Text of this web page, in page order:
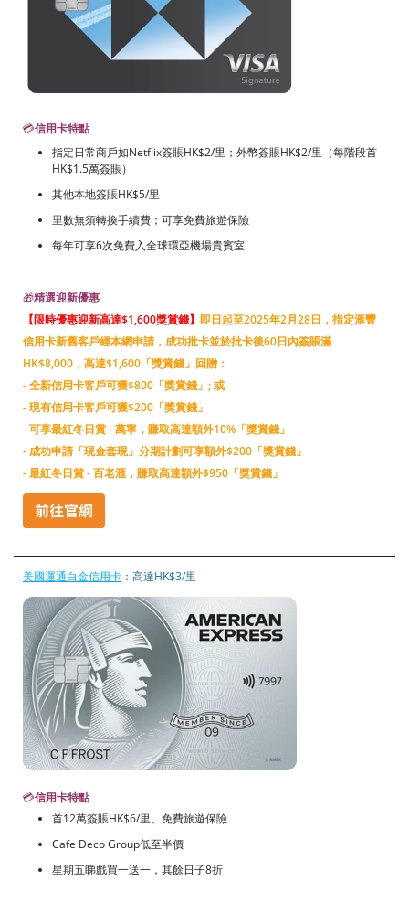
💳信用卡特點
指定日常商戶如Netflix簽賬HK$2/里；外幣簽賬HK$2/里（每階段首
HK$1.5萬簽賬）
其他本地簽賬HK$5/里
里數無須轉換手續費；可享免費旅遊保險
每年可享6次免費入全球環亞機場貴賓室
🎁精選迎新優惠
【限時優惠迎新高達$1,600獎賞錢】 即日起至2025年2月28日，指定滙豐
信用卡新舊客戶經本網申請，成功批卡並於批卡後60日內簽賬滿
HK$8,000，高達$1,600「獎賞錢」回贈：
- 全新信用卡客戶可獲$800「獎賞錢」; 或
- 現有信用卡客戶可獲$200「獎賞錢」
- 可享最紅冬日賞 - 萬寧，賺取高達額外10%「獎賞錢」
- 成功申請「現金套現」分期計劃可享額外$200「獎賞錢」
- 最紅冬日賞 - 百老滙，賺取高達額外$950「獎賞錢」
美國運通白金信用卡 ：高達HK$3/里
💳信用卡特點
首12萬簽賬HK$6/里、免費旅遊保險
Cafe Deco Group低至半價
星期五睇戲買一送一，其餘日子8折